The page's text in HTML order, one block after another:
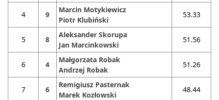
4 9
Marcin Motykiewicz
Piotr Klubiński
53.33
5 8
Aleksander Skorupa
Jan Marcinkowski
51.56
6 4
Małgorzata Robak
Andrzej Robak
51.26
7 6
Remigiusz Pasternak
Marek Kozłowski
48.44